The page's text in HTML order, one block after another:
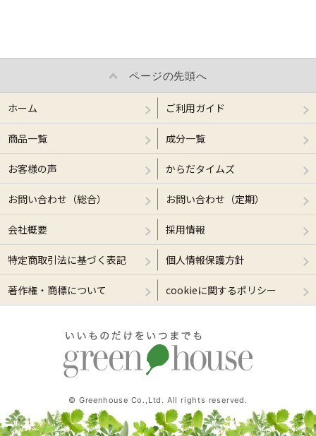
ページの先頭へ
ホーム ご利用ガイド
商品一覧 成分一覧
お客様の声 からだタイムズ
お問い合わせ（総合） お問い合わせ（定期）
会社概要 採用情報
特定商取引法に基づく表記 個人情報保護方針
著作権・商標について cookieに関するポリシー
© Greenhouse Co.,Ltd. All rights reserved.